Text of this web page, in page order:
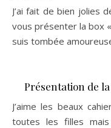
J’ai fait de bien jolies
vous présenter la box
suis tombée
Présentation de
J’aime les beaux
toutes les filles mais